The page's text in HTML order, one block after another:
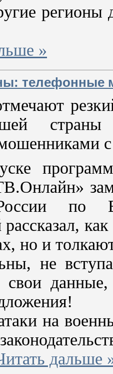
регионы
»
телефонные
по
но и
не
данные,
на
дальше